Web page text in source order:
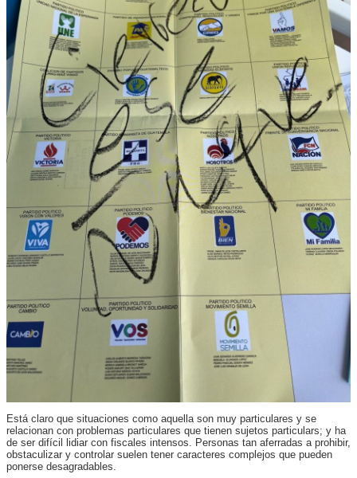
Está claro que situaciones como aquella son muy particulares y se
relacionan con problemas particulares que tienen sujetos particulars; y ha
de ser difícil lidiar con fiscales intensos. Personas tan aferradas a prohibir,
obstaculizar y controlar suelen tener caracteres complejos que pueden
ponerse desagradables.